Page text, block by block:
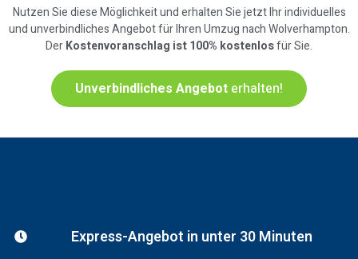
Nutzen Sie diese Möglichkeit und erhalten Sie jetzt Ihr individuelles
und unverbindliches Angebot für Ihren Umzug nach Wolverhampton.
DerKostenvoranschlag ist 100% kostenlosfür Sie.
Unverbindliches Angebot erhalten!
Express-Angebot in unter 30 Minuten